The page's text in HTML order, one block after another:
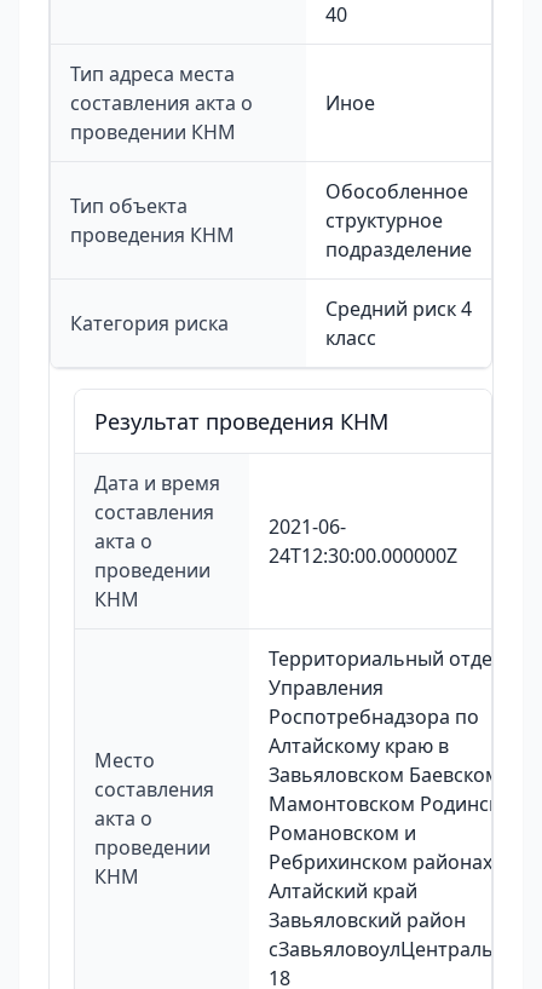
40
Тип адреса места
составления акта о
проведении КНМ
Иное
Тип объекта
проведения КНМ
Обособленное
структурное
подразделение
Категория риска
Средний риск 4
класс
Результат проведения КНМ
Дата и время
составления
акта о
проведении
КНМ
2021-06-
24T12:30:00.000000Z
Место
составления
акта о
проведении
КНМ
Территориальный отдел
Управления
Роспотребнадзора по
Алтайскому краю в
Завьяловском Баевском
Мамонтовском Родинском
Романовском и
Ребрихинском районах
Алтайский край
Завьяловский район
сЗавьяловоулЦентральная
18